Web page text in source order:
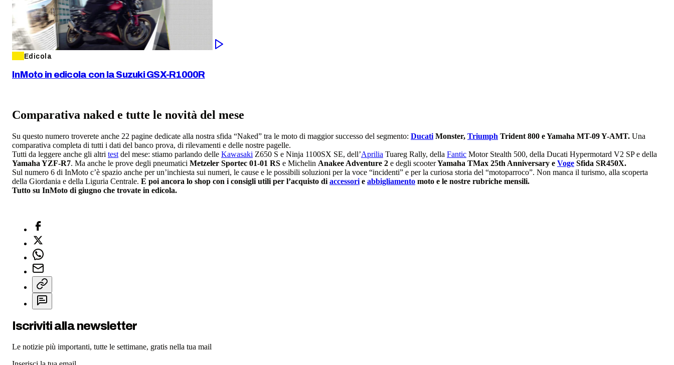
Edicola
InMoto in edicola con la Suzuki GSX-R1000R
Comparativa naked e tutte le novità del mese
Su questo numero troverete anche 22 pagine dedicate alla nostra sfida “Naked” tra le moto di maggior successo del segmento: Ducati Monster, Triumph Trident 800 e Yamaha MT-09 Y-AMT. Una
comparativa completa di tutti i dati del banco prova, di rilevamenti e delle nostre pagelle.
Tutti da leggere anche gli altri test del mese: stiamo parlando delle Kawasaki Z650 S e Ninja 1100SX SE, dell’Aprilia Tuareg Rally, della Fantic Motor Stealth 500, della Ducati Hypermotard V2 SP e della
Yamaha YZF-R7. Ma anche le prove degli pneumatici Metzeler Sportec 01-01 RS e Michelin Anakee Adventure 2 e degli scooterYamaha TMax 25th Anniversary e Voge Sfida SR450X.
Sul numero 6 di InMoto c’è spazio anche per un’inchiesta sui numeri, le cause e le possibili soluzioni per la voce “incidenti” e per la curiosa storia del “motoparroco”. Non manca il turismo, alla scoperta
della Giordania e della Liguria Centrale. E poi ancora lo shop con i consigli utili per l’acquisto di accessori e abbigliamento moto e le nostre rubriche mensili.
Tutto su InMoto di giugno che trovate in edicola.
Iscriviti alla newsletter
Le notizie più importanti, tutte le settimane, gratis nella tua mail